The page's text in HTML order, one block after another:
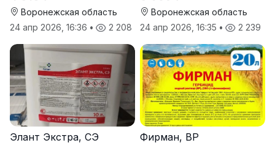
Воронежская область
24 апр 2026, 16:36 • 2 208
Воронежская область
24 апр 2026, 16:35 • 2 239
Элант Экстра, СЭ Фирман, ВР